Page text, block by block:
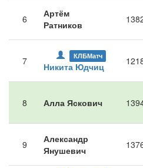
6
Артём
Ратников
7 КЛБМатч
Никита Юдчиц
8 Алла Яскович
9
Александр
Янушевич